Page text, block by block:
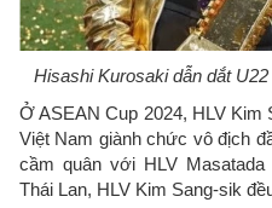
Hisashi Kurosaki dẫn dắt
Ở ASEAN Cup 2024, HLV Kim
Việt Nam giành chức vô địch
cầm quân với HLV
Thái Lan, HLV Kim Sang-sik